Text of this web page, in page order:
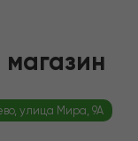
улица Мира, 9А